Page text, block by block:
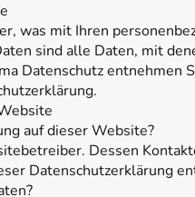
was mit Ihren
sind alle Daten, mit
Datenschutz entnehmen
auf dieser Website?
Dessen
Datenschutzerklärung